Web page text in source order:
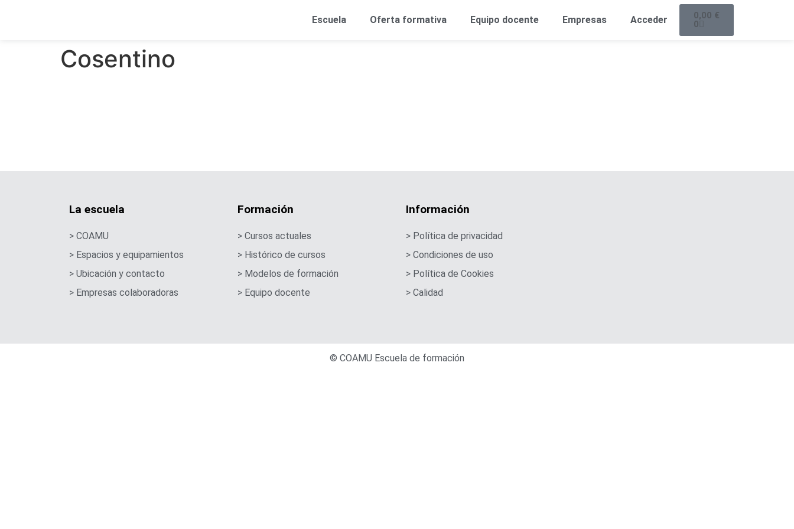
Escuela Oferta formativa Equipo docente Empresas Acceder 0,00 €
0
Cosentino
La escuela
> COAMU
> Espacios y equipamientos
> Ubicación y contacto
> Empresas colaboradoras
Formación
> Cursos actuales
> Histórico de cursos
> Modelos de formación
> Equipo docente
Información
> Política de privacidad
> Condiciones de uso
> Política de Cookies
> Calidad
© COAMU Escuela de formación